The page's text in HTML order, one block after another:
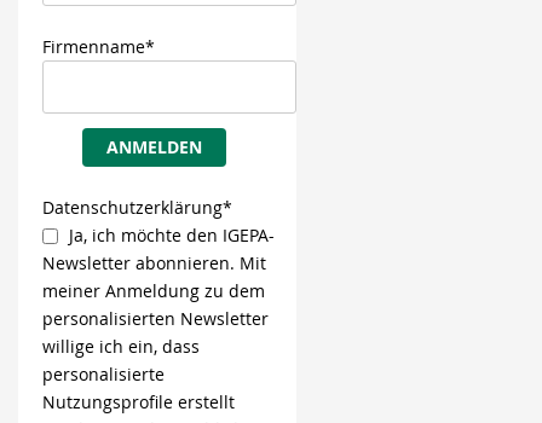
Firmenname*
ANMELDEN
Datenschutzerklärung*
Ja, ich möchte den IGEPA-
Newsletter abonnieren. Mit
meiner Anmeldung zu dem
personalisierten Newsletter
willige ich ein, dass
personalisierte
Nutzungsprofile erstellt